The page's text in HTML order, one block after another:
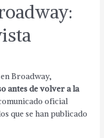
en Broadway,
antes de volver a la
oficial
que se han publicado